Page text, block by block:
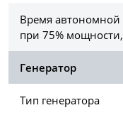
Время автономной
при 75%
Генератор
Тип генератора